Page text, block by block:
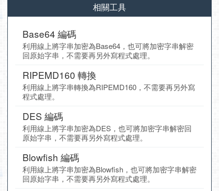
相關工具
Base64 編碼
利用線上將字串加密為Base64，也可將加密字串解密
回原始字串，不需要再另外寫程式處理。
RIPEMD160 轉換
利用線上將字串轉換為RIPEMD160，不需要再另外寫
程式處理。
DES 編碼
利用線上將字串加密為DES，也可將加密字串解密回
原始字串，不需要再另外寫程式處理。
Blowfish 編碼
利用線上將字串加密為Blowfish，也可將加密字串解密
回原始字串，不需要再另外寫程式處理。